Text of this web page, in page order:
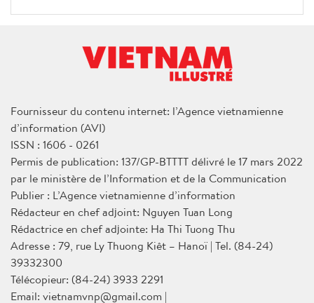
Fournisseur du contenu internet: l’Agence vietnamienne
d’information (AVI)
ISSN : 1606 - 0261
Permis de publication: 137/GP-BTTTT délivré le 17 mars 2022
par le ministère de l’Information et de la Communication
Publier : L’Agence vietnamienne d’information
Rédacteur en chef adjoint: Nguyen Tuan Long
Rédactrice en chef adjointe: Ha Thi Tuong Thu
Adresse : 79, rue Ly Thuong Kiêt – Hanoï | Tel. (84-24)
39332300
Télécopieur: (84-24) 3933 2291
Email: vietnamvnp@gmail.com |